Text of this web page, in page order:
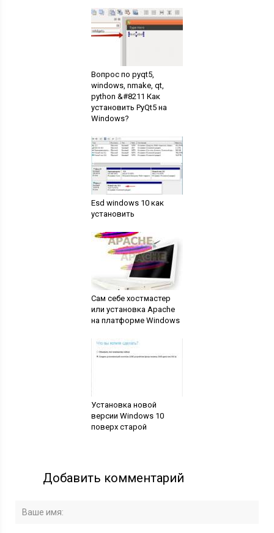
Вопрос по pyqt5,
windows, nmake, qt,
python &#8211 Как
установить PyQt5 на
Windows?
Esd windows 10 как
установить
Сам себе хостмастер
или установка Apache
на платформе Windows
Установка новой
версии Windows 10
поверх старой
Добавить комментарий